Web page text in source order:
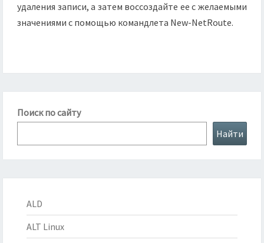
удаления записи, а затем воссоздайте ее с желаемыми
значениями с помощью командлета New-NetRoute.
Поиск по сайту
Найти
ALD
ALT Linux